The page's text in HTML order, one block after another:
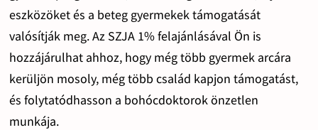
eszközöket és a beteg gyermekek támogatását
valósítják meg. Az SZJA 1% felajánlásával Ön is
hozzájárulhat ahhoz, hogy még több gyermek arcára
kerüljön mosoly, még több család kapjon támogatást,
és folytatódhasson a bohócdoktorok önzetlen
munkája.